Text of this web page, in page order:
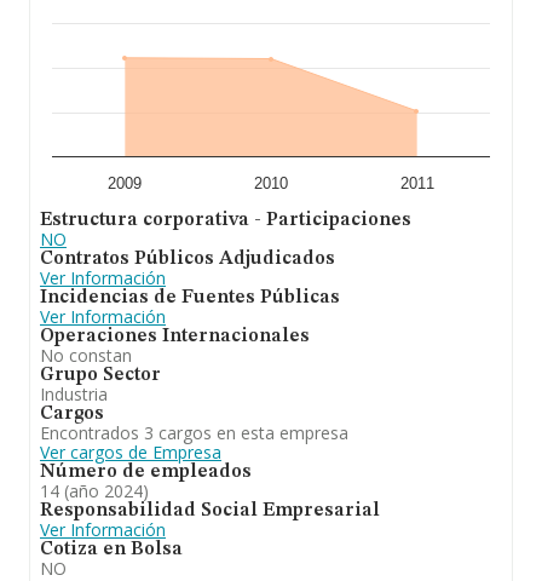
2009 2010 2011
Estructura corporativa - Participaciones
NO
Contratos Públicos Adjudicados
Ver Información
Incidencias de Fuentes Públicas
Ver Información
Operaciones Internacionales
No constan
Grupo Sector
Industria
Cargos
Encontrados 3 cargos en esta empresa
Ver cargos de Empresa
Número de empleados
14 (año 2024)
Responsabilidad Social Empresarial
Ver Información
Cotiza en Bolsa
NO